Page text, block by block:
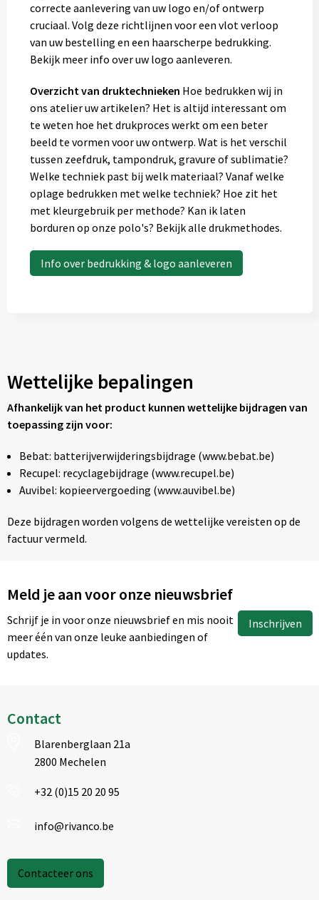
correcte aanlevering van uw logo en/of ontwerp
cruciaal. Volg deze richtlijnen voor een vlot verloop
van uw bestelling en een haarscherpe bedrukking.
Bekijk meer info over uw logo aanleveren.
Overzicht van druktechnieken Hoe bedrukken wij in
ons atelier uw artikelen? Het is altijd interessant om
te weten hoe het drukproces werkt om een beter
beeld te vormen voor uw ontwerp. Wat is het verschil
tussen zeefdruk, tampondruk, gravure of sublimatie?
Welke techniek past bij welk materiaal? Vanaf welke
oplage bedrukken met welke techniek? Hoe zit het
met kleurgebruik per methode? Kan ik laten
borduren op onze polo's? Bekijk alle drukmethodes.
Info over bedrukking & logo aanleveren
Wettelijke bepalingen
Afhankelijk van het product kunnen wettelijke bijdragen van
toepassing zijn voor:
Bebat: batterijverwijderingsbijdrage (www.bebat.be)
Recupel: recyclagebijdrage (www.recupel.be)
Auvibel: kopieervergoeding (www.auvibel.be)
Deze bijdragen worden volgens de wettelijke vereisten op de
factuur vermeld.
Meld je aan voor onze nieuwsbrief
Schrijf je in voor onze nieuwsbrief en mis nooit
meer één van onze leuke aanbiedingen of
updates.
Inschrijven
Contact
Blarenberglaan 21a
2800 Mechelen
+32 (0)15 20 20 95
info@rivanco.be
Contacteer ons